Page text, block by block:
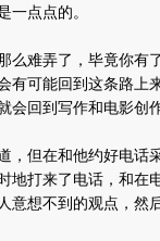
一点点的。
难弄了，毕竟你有
有可能回到这条路上
回到写作和电影创
但在和他约好电话
地打来了电话，和在
意想不到的观点，然